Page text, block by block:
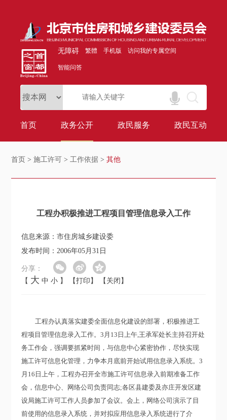
无障碍 繁體 手机版 访问我的专属空间
智能问答
首页 政务公开 政民服务 政民互动
首页 >施工许可 >工作依据 >其他
工程办积极推进工程项目管理信息录入工作
信息来源：市住房城乡建设委
发布时间：2006年05月31日
分享：
【 大 中 小 】 【打印】 【关闭】
工程办认真落实建委全面信息化建设的部署，积极推进工
程项目管理信息录入工作。3月13日上午,王承军处长主持召开处
务工作会，强调要抓紧时间，与信息中心紧密协作，尽快实现
施工许可信息化管理，力争本月底前开始试用信息录入系统。3
月16日上午，工程办召开全市施工许可信息录入前期准备工作
会，信息中心、网络公司负责同志;各区县建委及亦庄开发区建
设局施工许可工作人员参加了会议。会上，网络公司演示了目
前使用的信息录入系统，并对拟应用信息录入系统进行了介